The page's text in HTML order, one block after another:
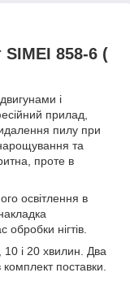
858-6 (
і
прилад,
пилу при
та
проте в
освітлення в
обробки нігтів.
і 20 хвилин. Два
поставки.